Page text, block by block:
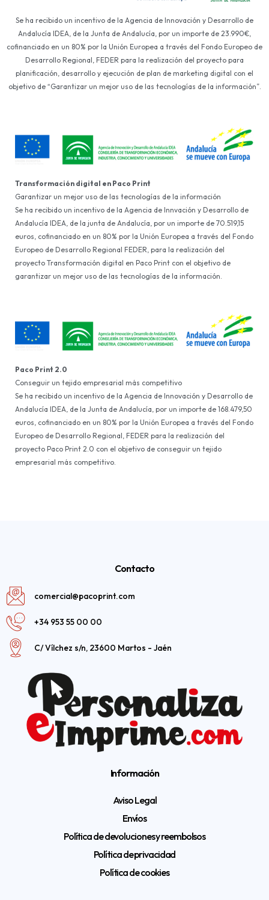
Se ha recibido un incentivo de la Agencia de Innovación y Desarrollo de
Andalucía IDEA, de la Junta de Andalucía, por un importe de 23.990€,
cofinanciado en un 80% por la Unión Europea a través del Fondo Europeo de
Desarrollo Regional, FEDER para la realización del proyecto para
planificación, desarrollo y ejecución de plan de marketing digital con el
objetivo de “Garantizar un mejor uso de las tecnologías de la información”.
Transformación digital en Paco Print
Garantizar un mejor uso de las tecnologías de la información
Se ha recibido un incentivo de la Agencia de Innvación y Desarrollo de
Andalucía IDEA, de la junta de Andalucía, por un importe de 70.519,15
euros, cofinanciado en un 80% por la Unión Europea a través del Fondo
Europeo de Desarrollo Regional FEDER, para la realización del
proyecto Transformación digital en Paco Print con el objetivo de
garantizar un mejor uso de las tecnologías de la información.
Paco Print 2.0
Conseguir un tejido empresarial más competitivo
Se ha recibido un incentivo de la Agencia de Innovación y Desarrollo de
Andalucía IDEA, de la Junta de Andalucía, por un importe de 168.479,50
euros, cofinanciado en un 80% por la Unión Europea a través del Fondo
Europeo de Desarrollo Regional, FEDER para la realización del
proyecto Paco Print 2.0 con el objetivo de conseguir un tejido
empresarial más competitivo.
Contacto
comercial@pacoprint.com
+34 953 55 00 00
C/ Vílchez s/n, 23600 Martos - Jaén
Información
Aviso Legal
Envíos
Política de devoluciones y reembolsos
Política de privacidad
Política de cookies